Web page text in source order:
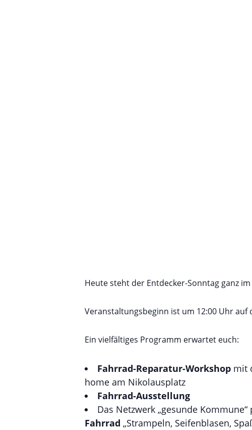
Heute steht der Entdecker-Sonntag ganz
Veranstaltungsbeginn ist um 12:00 Uhr
Ein vielfältiges Programm erwartet euch:
Fahrrad-Reparatur-Workshop mit
home am Nikolausplatz
Fahrrad-Ausstellung
Das Netzwerk „gesunde
Fahrrad „Strampeln, Seifenblasen,